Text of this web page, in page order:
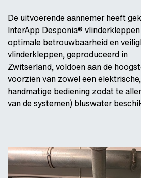
De uitvoerende aannemer heeft
InterApp Desponia®
optimale betrouwbaarheid en
vlinderkleppen, geproduceerd in
Zwitserland, voldoen aan de
voorzien van zowel een
handmatige bediening zodat te
van de systemen) bluswater